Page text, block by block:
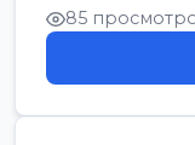
Свежие
85